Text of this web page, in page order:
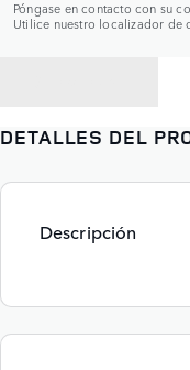
Póngase en contacto con su
Utilice nuestro localizador de
DETALLES DEL
Descripción